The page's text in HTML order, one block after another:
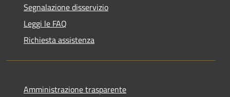
Segnalazione disservizio
Leggi le FAQ
Richiesta assistenza
Amministrazione trasparente